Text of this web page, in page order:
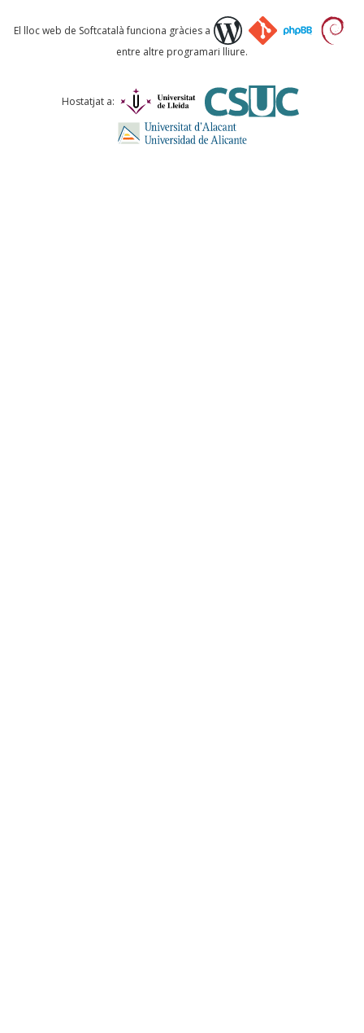
Què proposeu?
Comentari *
El lloc web de Softcatalà funciona gràcies a
entre altre programari lliure.
Hostatjat a: